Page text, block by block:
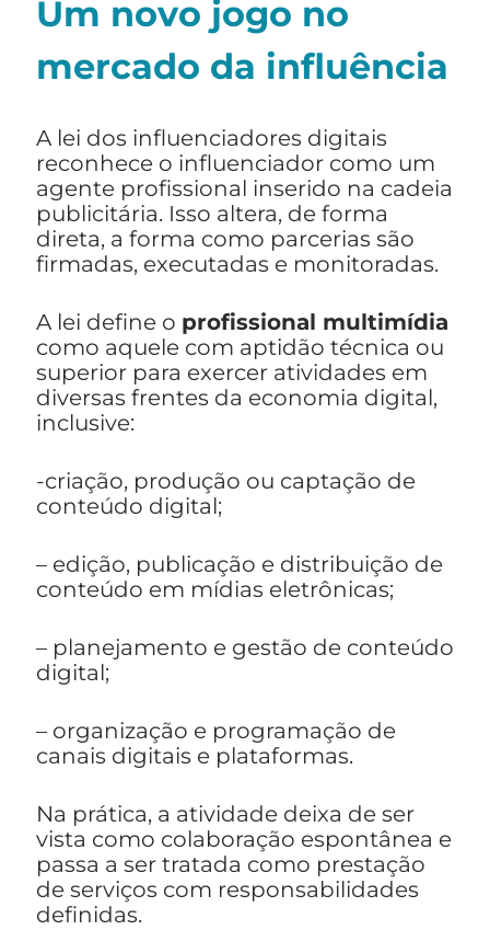
Um novo jogo no
mercado da influência
A lei dos influenciadores digitais
reconhece o influenciador como um
agente profissional inserido na cadeia
publicitária. Isso altera, de forma
direta, a forma como parcerias são
firmadas, executadas e monitoradas.
A lei define o profissional multimídia
como aquele com aptidão técnica ou
superior para exercer atividades em
diversas frentes da economia digital,
inclusive:
-criação, produção ou captação de
conteúdo digital;
– edição, publicação e distribuição de
conteúdo em mídias eletrônicas;
– planejamento e gestão de conteúdo
digital;
– organização e programação de
canais digitais e plataformas.
Na prática, a atividade deixa de ser
vista como colaboração espontânea e
passa a ser tratada como prestação
de serviços com responsabilidades
definidas.